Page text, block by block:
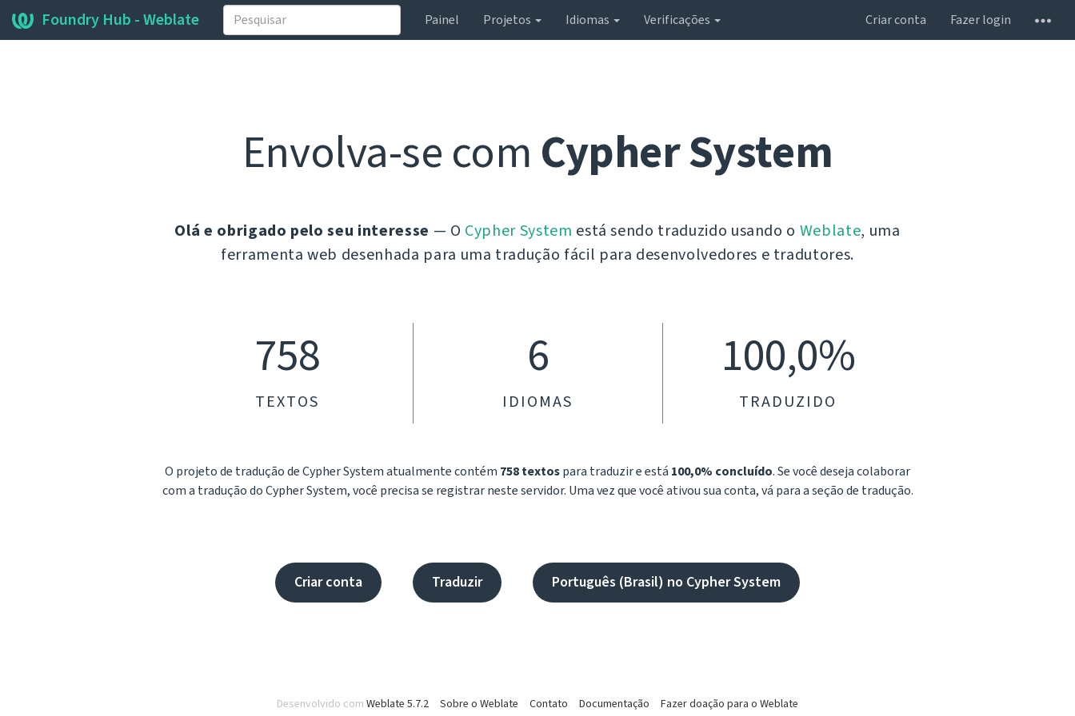
Foundry Hub - Weblate Painel Projetos Idiomas Verificações Criar conta Fazer login
Envolva-se com Cypher System
Olá e obrigado pelo seu interesse — O Cypher System está sendo traduzido usando o Weblate, uma
ferramenta web desenhada para uma tradução fácil para desenvolvedores e tradutores.
758
TEXTOS
6
IDIOMAS
100,0%
TRADUZIDO
O projeto de tradução de Cypher System atualmente contém 758 textospara traduzir e está 100,0% concluído. Se você deseja colaborar
com a tradução do Cypher System, você precisa se registrar neste servidor. Uma vez que você ativou sua conta, vá para a seção de tradução.
Criar conta Traduzir Português (Brasil) no Cypher System
Desenvolvido com Weblate 5.7.2 Sobre o Weblate Contato Documentação Fazer doação para o Weblate